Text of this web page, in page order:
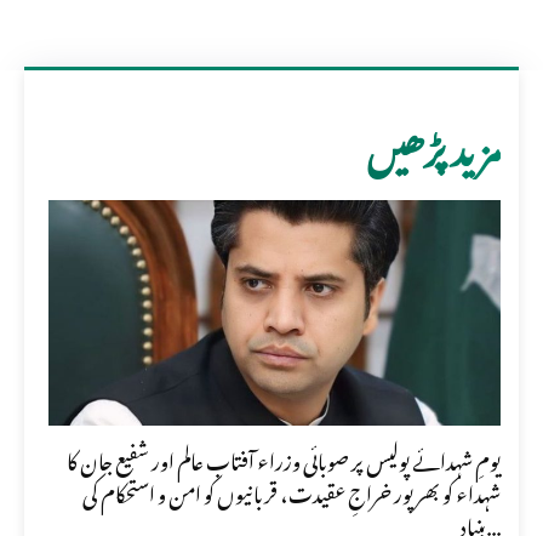
مزید پڑھیں
یومِ شہدائے پولیس پر صوبائی وزراء آفتاب عالم اور شفیع جان کا
شہداء کو بھرپور خراجِ عقیدت، قربانیوں کو امن و استحکام کی
بنیاد...